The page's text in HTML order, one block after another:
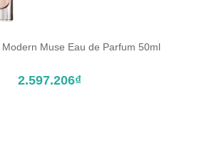
TRƯỚC SẢN PHẨM
Muse Eau de Parfum 50ml
2.597.206₫